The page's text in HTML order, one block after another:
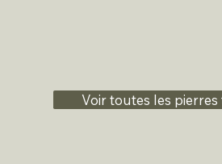
Voir toutes les